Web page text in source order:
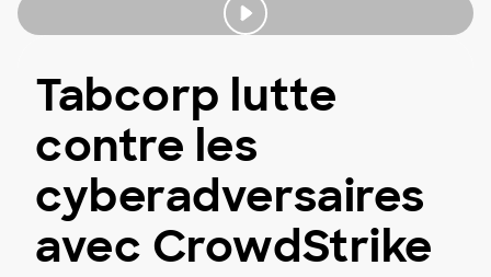
Tabcorp lutte
contre les
cyberadversaires
avec CrowdStrike